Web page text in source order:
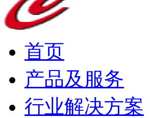
首页
产品及服务
行业解决方案